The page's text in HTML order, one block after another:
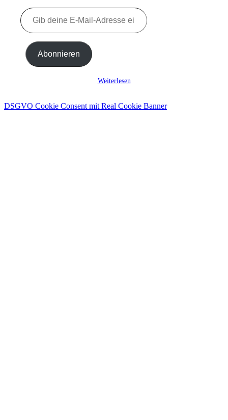
Gib
deine
E-
Adresse
ein ... Abonnieren
Weiterlesen
DSGVO Cookie Consent mit Real Cookie Banner